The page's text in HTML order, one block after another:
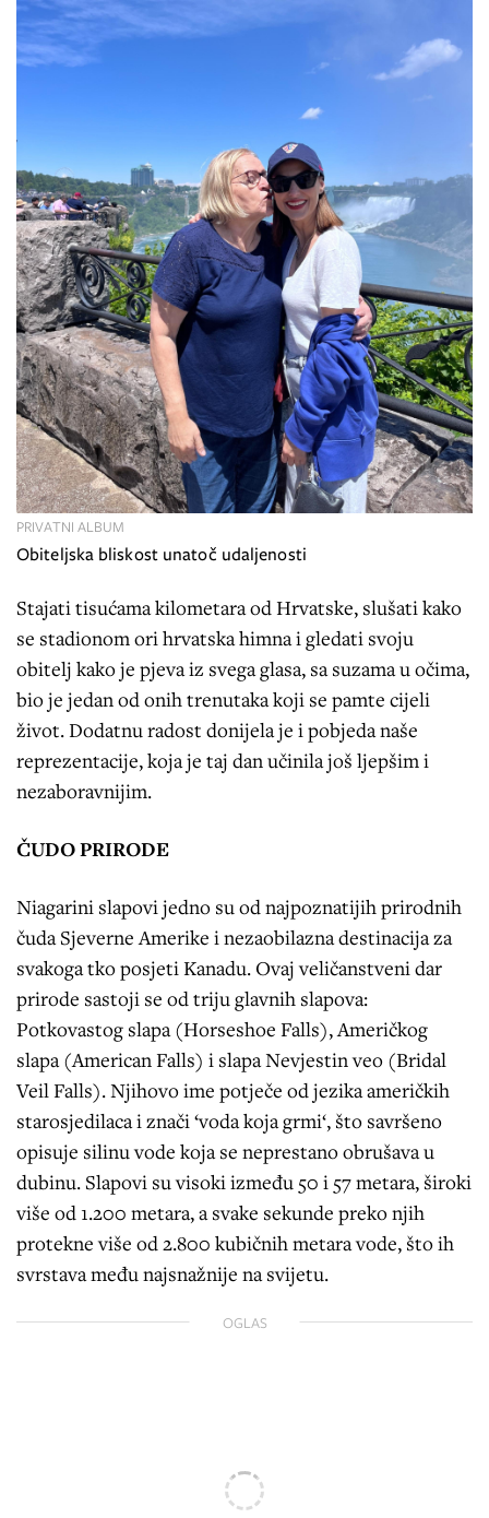
Obiteljska bliskost unatoč udaljenosti
PRIVATNI ALBUM
Stajati tisućama kilometara od Hrvatske, slušati kako
se stadionom ori hrvatska himna i gledati svoju
obitelj kako je pjeva iz svega glasa, sa suzama u očima,
bio je jedan od onih trenutaka koji se pamte cijeli
život. Dodatnu radost donijela je i pobjeda naše
reprezentacije, koja je taj dan učinila još ljepšim i
nezaboravnijim.
ČUDO PRIRODE
Niagarini slapovi jedno su od najpoznatijih prirodnih
čuda Sjeverne Amerike i nezaobilazna destinacija za
svakoga tko posjeti Kanadu. Ovaj veličanstveni dar
prirode sastoji se od triju glavnih slapova:
Potkovastog slapa (Horseshoe Falls), Američkog
slapa (American Falls) i slapa Nevjestin veo (Bridal
Veil Falls). Njihovo ime potječe od jezika američkih
starosjedilaca i znači ‘voda koja grmi‘, što savršeno
opisuje silinu vode koja se neprestano obrušava u
dubinu. Slapovi su visoki između 50 i 57 metara, široki
više od 1.200 metara, a svake sekunde preko njih
protekne više od 2.800 kubičnih metara vode, što ih
svrstava među najsnažnije na svijetu.
OGLAS